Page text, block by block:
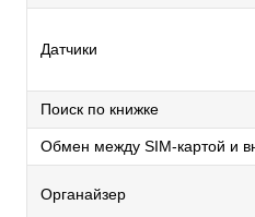
Датчики
Поиск по книжке
Органайзер